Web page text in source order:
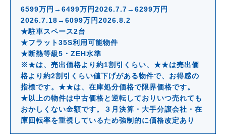
6599万円→6499万円2026.7.7→6299万円
2026.7.18→6099万円2026.8.2
★駐車スペース2台
★フラット35S利用可能物件
★断熱等級5・ZEH水準
※★は、売出価格より約1割引くらい、★★は売出価
格より約2割引くらい値下げがある物件で、お得感の
指標です。★★は、在庫処分価格で限界価格です。
★以上の物件は中古価格と逆転しておりいつ売れても
おかしくない金額です。３月決算・大手分譲会社・在
庫回転率を重視しているため強制的に価格改定あり